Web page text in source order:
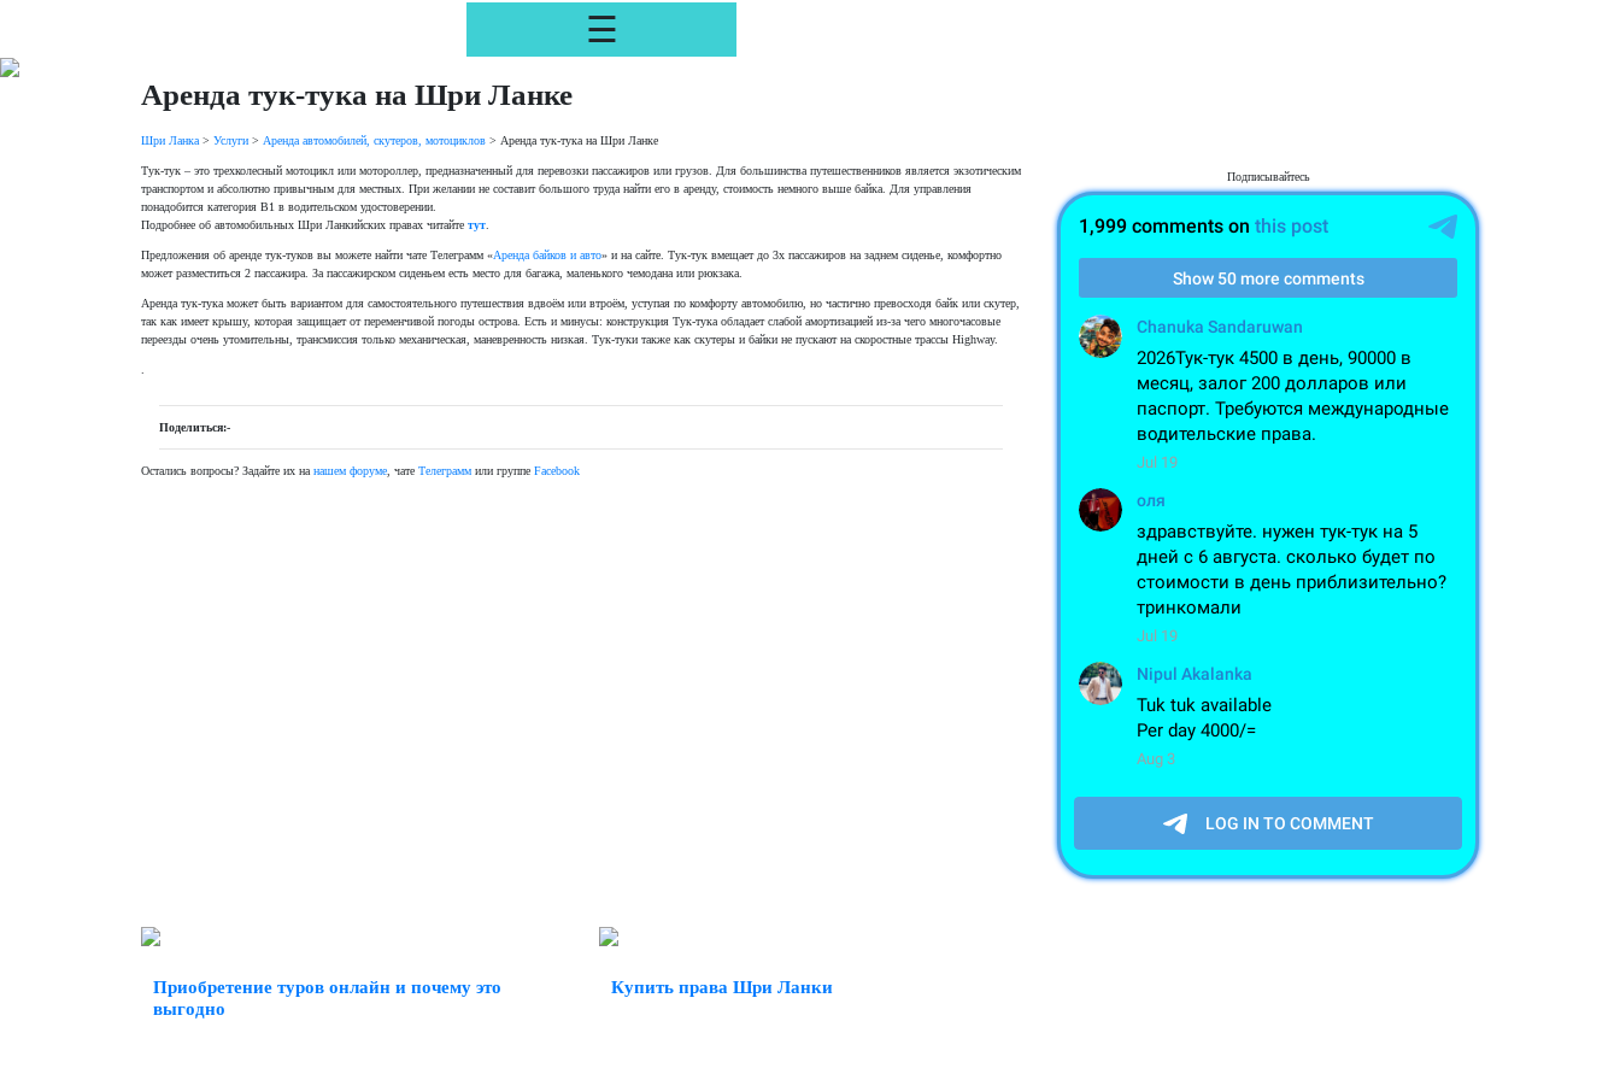
☰
Аренда тук-тука на Шри Ланке
Шри Ланка > Услуги > Аренда автомобилей, скутеров, мотоциклов > Аренда тук-тука на Шри Ланке
Тук-тук – это трехколесный мотоцикл или мотороллер, предназначенный для перевозки пассажиров или грузов. Для большинства путешественников является экзотическим
транспортом и абсолютно привычным для местных. При желании не составит большого труда найти его в аренду, стоимость немного выше байка. Для управления
понадобится категория В1 в водительском удостоверении.
Подробнее об автомобильных Шри Ланкийских правах читайте тут
Предложения об аренде тук-туков вы можете найти чате Телеграмм «Аренда байков и авто» и на сайте. Тук-тук вмещает до 3х пассажиров на заднем сиденье, комфортно
может разместиться 2 пассажира. За пассажирском сиденьем есть место для багажа, маленького чемодана или рюкзака.
Аренда тук-тука может быть вариантом для самостоятельного путешествия вдвоём или втроём, уступая по комфорту автомобилю, но частично превосходя байк или скутер,
так как имеет крышу, которая защищает от переменчивой погоды острова. Есть и минусы: конструкция Тук-тука обладает слабой амортизацией из-за чего многочасовые
переезды очень утомительны, трансмиссия только механическая, маневренность низкая. Тук-туки также как скутеры и байки не пускают на скоростные трассы Highway.
Поделиться:-
Остались вопросы? Задайте их нанашем форуме, чате Телеграмм или группе Facebook
Подписывайтесь
Приобретение туров онлайн и почему это
выгодно
Купить права Шри Ланки